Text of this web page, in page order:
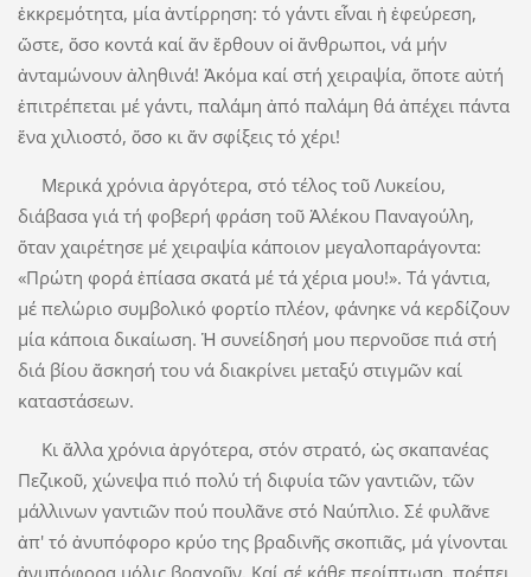
ἐκκρεμότητα, μία ἀντίρρηση: τό γάντι εἶναι ἡ ἐφεύρεση,
ὥστε, ὅσο κοντά καί ἄν ἔρθουν οἱ ἄνθρωποι, νά μήν
ἀνταμώνουν ἀληθινά! Ἀκόμα καί στή χειραψία, ὅποτε αὐτή
ἐπιτρέπεται μέ γάντι, παλάμη ἀπό παλάμη θά ἀπέχει πάντα
ἕνα χιλιοστό, ὅσο κι ἄν σφίξεις τό χέρι!
Μερικά χρόνια ἀργότερα, στό τέλος τοῦ Λυκείου,
διάβασα γιά τή φοβερή φράση τοῦ Ἀλέκου Παναγούλη,
ὅταν χαιρέτησε μέ χειραψία κάποιον μεγαλοπαράγοντα:
«Πρώτη φορά ἐπίασα σκατά μέ τά χέρια μου!». Τά γάντια,
μέ πελώριο συμβολικό φορτίο πλέον, φάνηκε νά κερδίζουν
μία κάποια δικαίωση. Ἡ συνείδησή μου περνοῦσε πιά στή
διά βίου ἄσκησή του νά διακρίνει μεταξύ στιγμῶν καί
καταστάσεων.
Κι ἄλλα χρόνια ἀργότερα, στόν στρατό, ὡς σκαπανέας
Πεζικοῦ, χώνεψα πιό πολύ τή διφυία τῶν γαντιῶν, τῶν
μάλλινων γαντιῶν πού πουλᾶνε στό Ναύπλιο. Σέ φυλᾶνε
ἀπ' τό ἀνυπόφορο κρύο της βραδινῆς σκοπιᾶς, μά γίνονται